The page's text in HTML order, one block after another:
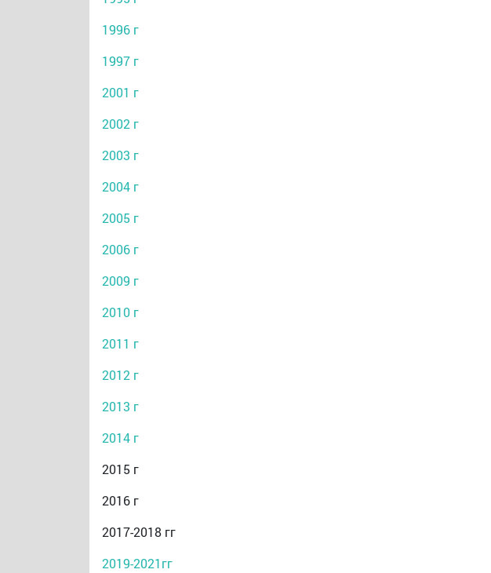
1996 г
1997 г
2001 г
2002 г
2003 г
2004 г
2005 г
2006 г
2009 г
2010 г
2011 г
2012 г
2013 г
2014 г
2015 г
2016 г
2017-2018 гг
2019-2021гг